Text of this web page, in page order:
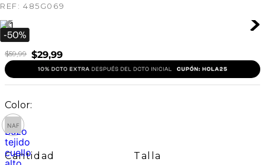
REF: 485G069
$59,99 $29,99
Cantidad Talla